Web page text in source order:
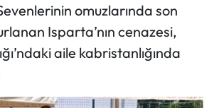
Sevenlerinin omuzlarında son
Isparta’nın cenazesi,
aile kabristanlığında